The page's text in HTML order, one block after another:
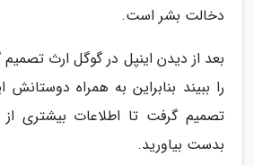
دخالت بشر است.
بعد از دیدن اینپل در گوگل ارث
را ببیند بنابراین به همراه
تصمیم گرفت تا اطلاعات بیشتری
بدست بیاورید.